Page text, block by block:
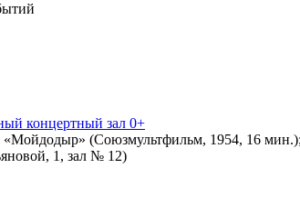
концертный зал 0+
(Союзмультфильм, 1954, 16
1, зал № 12)